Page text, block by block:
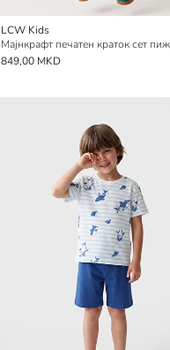
LCW Kids
849,00 MKD